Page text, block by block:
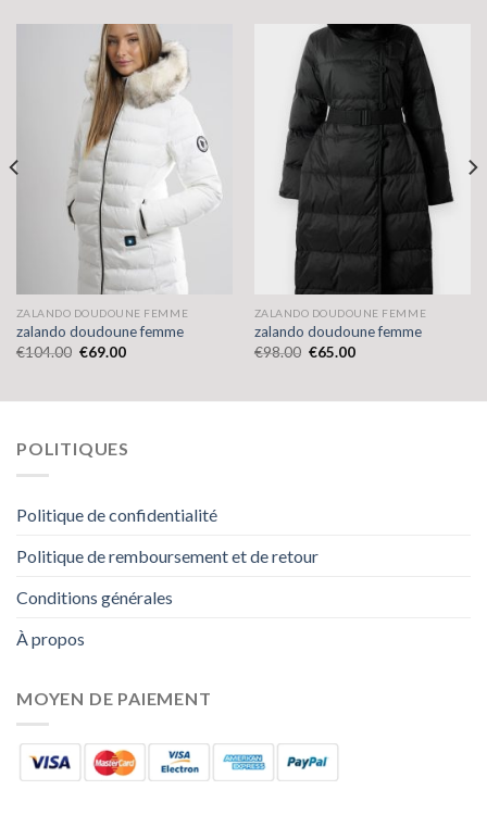
ZALANDO DOUDOUNE FEMME
zalando doudoune femme
€104.00 €69.00
ZALANDO DOUDOUNE FEMME
zalando doudoune femme
€98.00 €65.00
POLITIQUES
Politique de confidentialité
Politique de remboursement et de retour
Conditions générales
À propos
MOYEN DE PAIEMENT